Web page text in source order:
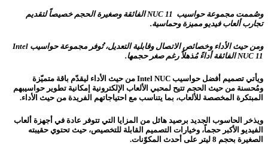
وصُممت مجموعة حواسيب
الفائقة وصغيرة الحجم خصيصاً لتقديم
تجارب ألعاب فيديو مميزة وحماسية.
ومن حيث الأداء وخصائص الاتصال وقابلية التعديل، تُوفر مجموعة حواسيب Intel
NUC 11الفائقة أداءً مُذهلاً رغم صغر حجمها.
ويأتي تصميم أفضل حواسيب Intel NUC من حيث الأداء ليقدّم باقة متميّزة
ومُحسنة من حيث الحجم تتيح لمحبي الألعاب الإلكترونية إمكانية تطوير حواسيبهم
المبتكرة المخصصة للألعاب، بما يتناسب مع احتياجاتهم الفريدة من حيث الأداء.
ويذخر الحاسوب الجديد برصيد هائل من المزايا التي تتوفر عادة في أجهزة ألعاب
الفيديو الأكبر حجماً، وخيارات التصميم القابلة للتخصيص، حيث تحتوي حقيبته
الصغيرة بحجم 8 ليتر على أحدث المكوّنات.